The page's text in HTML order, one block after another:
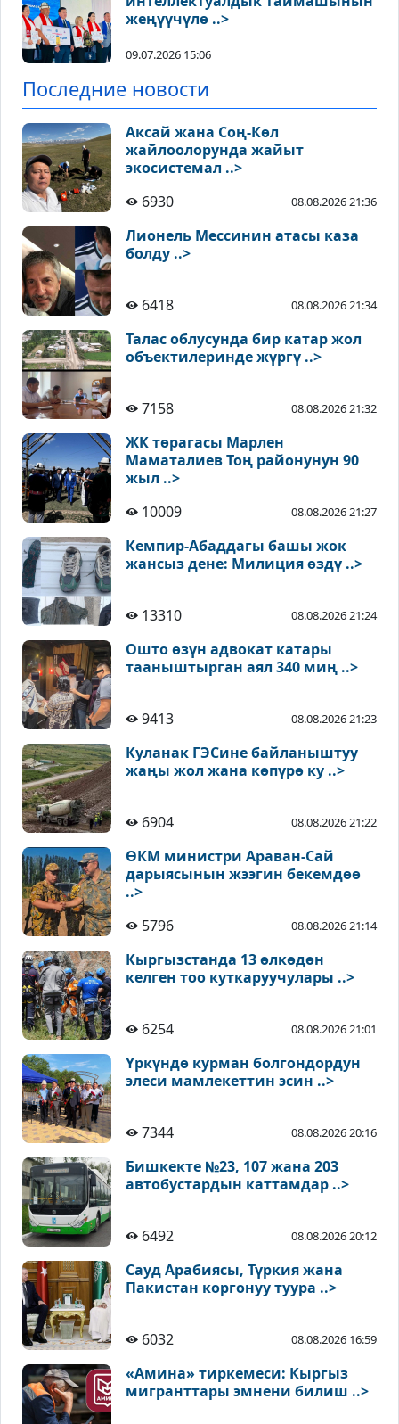
жеңүүчүлө ..>
09.07.2026 15:06
Последние новости
Аксай жана Соң-Көл
жайлоолорунда жайыт
экосистемал ..>
6930
08.08.2026 21:36
Лионель Мессинин атасы каза
болду ..>
6418 08.08.2026 21:34
Талас облусунда бир катар жол
объектилеринде жүргү ..>
7158 08.08.2026 21:32
ЖК төрагасы Марлен
Маматалиев Тоң районунун 90
жыл ..>
10009
08.08.2026 21:27
Кемпир-Абаддагы башы жок
жансыз дене: Милиция өздү ..>
13310 08.08.2026 21:24
Ошто өзүн адвокат катары
тааныштырган аял 340 миң ..>
9413 08.08.2026 21:23
Куланак ГЭСине байланыштуу
жаңы жол жана көпүрө ку ..>
6904 08.08.2026 21:22
ӨКМ министри Араван-Сай
дарыясынын жээгин бекемдөө
..>
5796
08.08.2026 21:14
Кыргызстанда 13 өлкөдөн
келген тоо куткаруучулары ..>
6254 08.08.2026 21:01
Үркүндө курман болгондордун
элеси мамлекеттин эсин ..>
7344 08.08.2026 20:16
Бишкекте №23, 107 жана 203
автобустардын каттамдар ..>
6492 08.08.2026 20:12
Сауд Арабиясы, Түркия жана
Пакистан коргонуу туура ..>
6032 08.08.2026 16:59
«Амина» тиркемеси: Кыргыз
мигранттары эмнени билиш ..>